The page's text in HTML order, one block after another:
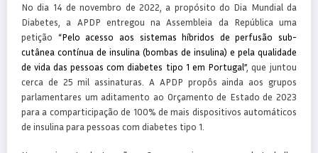
No dia 14 de novembro de 2022, a propósito do Dia Mundial da
Diabetes, a APDP entregou na Assembleia da República uma
petição “Pelo acesso aos sistemas híbridos de perfusão sub-
cutânea contínua de insulina (bombas de insulina) e pela qualidade
de vida das pessoas com diabetes tipo 1 em Portugal”, que juntou
cerca de 25 mil assinaturas. A APDP propôs ainda aos grupos
parlamentares um aditamento ao Orçamento de Estado de 2023
para a comparticipação de 100% de mais dispositivos automáticos
de insulina para pessoas com diabetes tipo 1.